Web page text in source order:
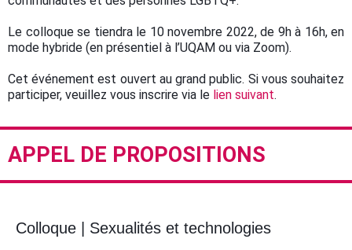
Le colloque se tiendra le 10 novembre 2022, de 9h à 16h, en
mode hybride (en présentiel à l’UQAM ou via Zoom).
Cet événement est ouvert au grand public. Si vous souhaitez
participer, veuillez vous inscrire via le lien suivant.
APPEL DE PROPOSITIONS
Colloque | Sexualités et technologies